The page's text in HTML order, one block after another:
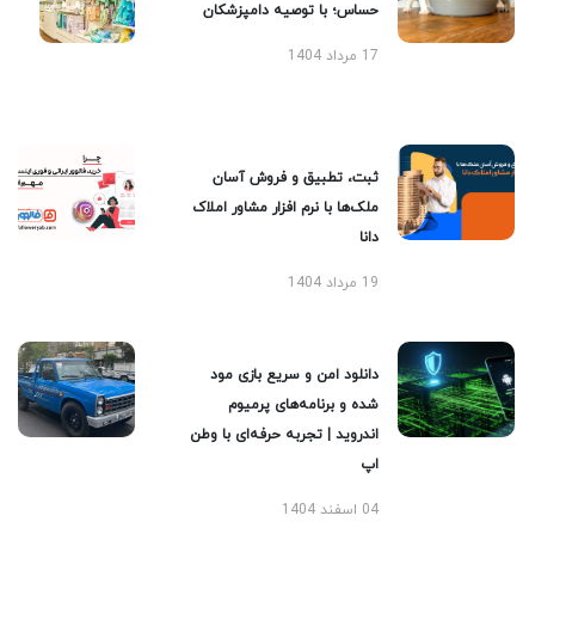
حساس؛ با توصیه دامپزشکان
17 مرداد 1404
ثبت، تطبیق و فروش آسان
ملک‌ها با نرم افزار مشاور املاک
دانا
19 مرداد 1404
دانلود امن و سریع بازی مود
شده و برنامه‌های پرمیوم
اندروید | تجربه حرفه‌ای با وطن
اپ
04 اسفند 1404